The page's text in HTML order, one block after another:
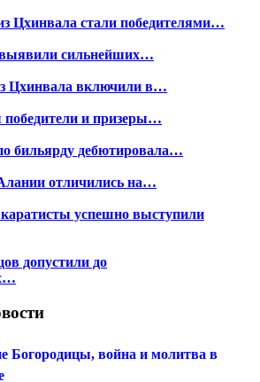
Цхинвала стали победителями…
сильнейших…
Цхинвала включили в…
победители и призеры…
бильярду дебютировала…
отличились на…
успешно выступили
допустили до
Богородицы, война и молитва в